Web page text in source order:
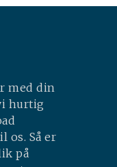
med din
hurtig
os. Så er
på